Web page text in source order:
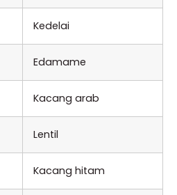
Kedelai
Edamame
Kacang arab
Lentil
Kacang hitam